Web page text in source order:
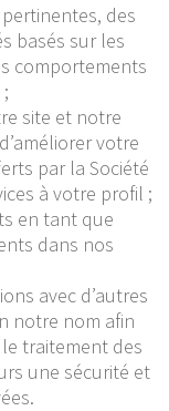
des
basés sur les
comportements
site et notre
votre
par la Société
à votre profil ;
en tant que
dans nos
avec d’autres
notre nom afin
traitement des
une sécurité et